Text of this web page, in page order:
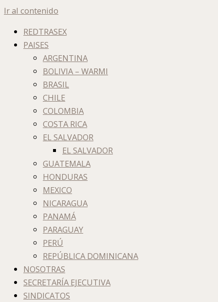
Ir al contenido
REDTRASEX
PAISES
ARGENTINA
BOLIVIA – WARMI
BRASIL
CHILE
COLOMBIA
COSTA RICA
EL SALVADOR
EL SALVADOR
GUATEMALA
HONDURAS
MEXICO
NICARAGUA
PANAMÁ
PARAGUAY
PERÚ
REPÚBLICA DOMINICANA
NOSOTRAS
SECRETARÍA EJECUTIVA
SINDICATOS